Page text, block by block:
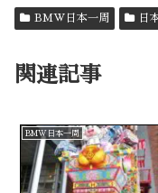
BMW日本一周 日
関連記事
BMW日本一周